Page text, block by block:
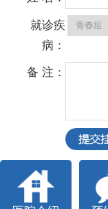
就诊疾
病：
备 注：